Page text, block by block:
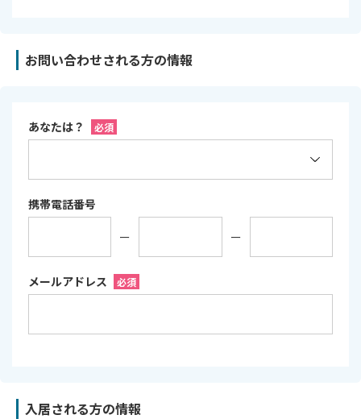
お問い合わせされる方の情報
あなたは？ 必須
携帯電話番号
メールアドレス 必須
入居される方の情報